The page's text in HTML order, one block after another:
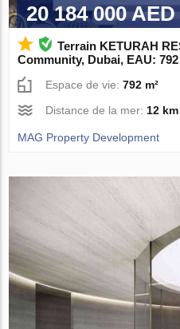
20 184 000 AED
Terrain KETURAH
Community, Dubai, EAU:
Espace de vie:792 m²
Distance de la mer: 12 km
MAG Property Development